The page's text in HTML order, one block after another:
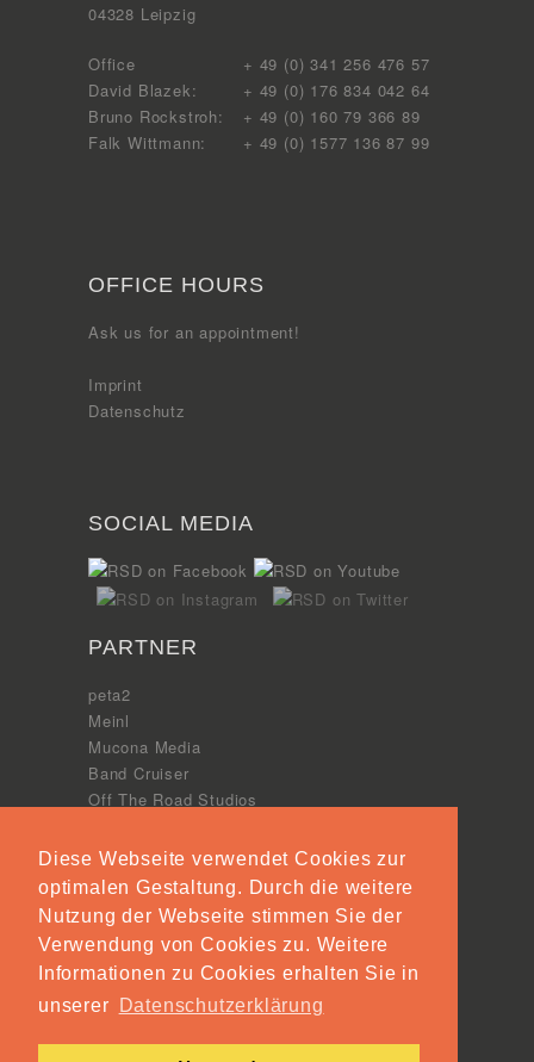
Diese Webseite verwendet Cookies zur
optimalen Gestaltung. Durch die weitere
Nutzung der Webseite stimmen Sie der
Verwendung von Cookies zu. Weitere
Informationen zu Cookies erhalten Sie in
unserer
Datenschutzerklärung
04328 Leipzig
Office
David Blazek:
Bruno Rockstroh:
Falk Wittmann:
+ 49 (0) 341 256 476 57
+ 49 (0) 176 834 042 64
+ 49 (0) 160 79 366 89
+ 49 (0) 1577 136 87 99
OFFICE HOURS
Ask us for an appointment!
Imprint
Datenschutz
SOCIAL MEDIA
PARTNER
peta2
Meinl
Mucona Media
Band Cruiser
Off The Road Studios
AWARDS
Smile Life Award
Leipziger Gründerpreis